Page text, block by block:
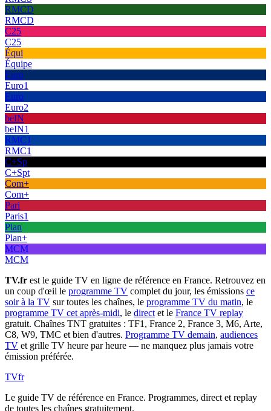
RMCD
RMCD
C25
C25
Équi
Équipe
Euro
Euro1
Euro
Euro2
beIN
beIN1
RMC1
RMC1
C+Sp
C+Spt
Com+
Com+
Pari
Paris1
Plan
Plan+
MCM
MCM
TV.fr est le guide TV en ligne de référence en France. Retrouvez en
un coup d'œil le programme TV complet du jour, les émissions ce
soir à la TV sur toutes les chaînes, le programme TV du matin, le
programme TV cet après-midi, le direct et le France TV replay
gratuit. Chaînes TNT gratuites : TF1, France 2, France 3, M6, Arte,
C8, W9, TMC et bien d'autres. Programme TV demain, audiences
TV et grille TV heure par heure — ne manquez plus jamais votre
émission préférée.
TVfr
Le guide TV de référence en France. Programmes, direct et replay
de toutes les chaînes gratuitement.